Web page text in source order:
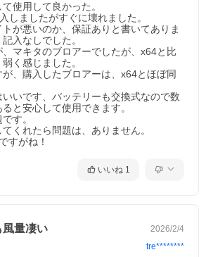
使用して良かった。
しましたがすぐに壊れました。
が悪いのか、保証ありと書いてありま
入なしでした。
マキタのブロアーでしたが、x64と比
く感じました。
、購入したブロアーは、x64とほぼ同
いです、バッテリーも交換式なので数
と安心して使用できます。
す。
くれたら問題は、ありません。
すがね！
いいね 1
風量凄い 2026/2/4
tre********